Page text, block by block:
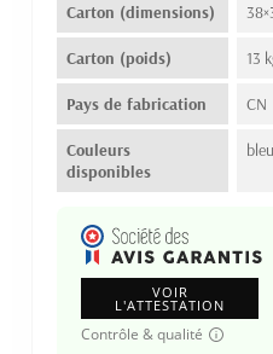
Carton (dimensions)
Carton (poids) 13
Pays de fabrication CN
Couleurs
disponibles
bleu
VOIR
L'ATTESTATION
Contrôle & qualité